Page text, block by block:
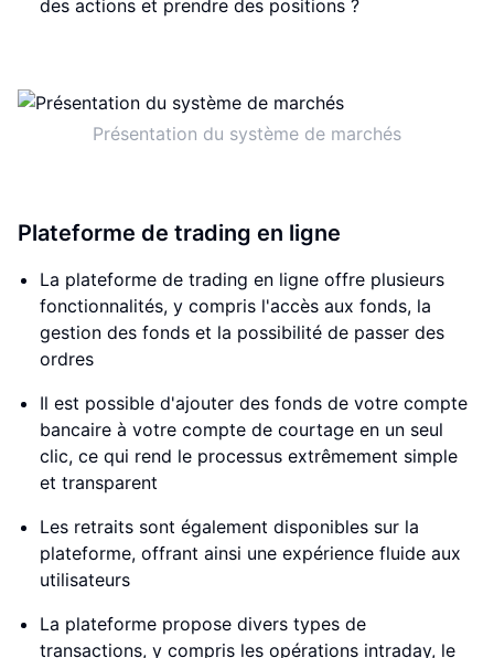
des actions et prendre des positions ?
Présentation du système de marchés
Plateforme de trading en ligne
La plateforme de trading en ligne offre plusieurs
fonctionnalités, y compris l'accès aux fonds, la
gestion des fonds et la possibilité de passer des
ordres
Il est possible d'ajouter des fonds de votre compte
bancaire à votre compte de courtage en un seul
clic, ce qui rend le processus extrêmement simple
et transparent
Les retraits sont également disponibles sur la
plateforme, offrant ainsi une expérience fluide aux
utilisateurs
La plateforme propose divers types de
transactions, y compris les opérations intraday, le